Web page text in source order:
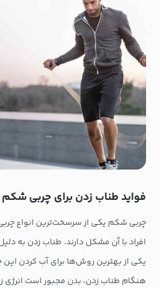
فواید طناب زدن برای چربی شکم
چربی شکم یکی از سرسخت‌ترین انواع
افراد با آن مشکل دارند. طناب زدن به
یکی از بهترین روش‌ها برای آب کردن
هنگام طناب زدن، بدن مجبور است